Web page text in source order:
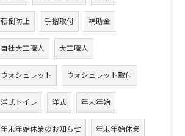
転倒防止 手摺取付 補助金
自社大工職人 大工職人
ウォシュレット ウォシュレット取付
洋式トイレ 洋式 年末年始
年末年始休業のお知らせ 年末年始休業